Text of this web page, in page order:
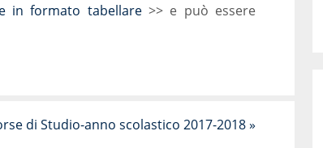
in formato tabellare>> e può essere
di Studio-anno scolastico 2017-2018»